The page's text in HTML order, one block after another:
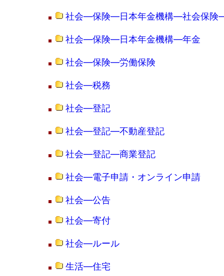
社会―保険―日本年金機構―社会保険
社会―保険―日本年金機構―年金
社会―保険―労働保険
社会―税務
社会―登記
社会―登記―不動産登記
社会―登記―商業登記
社会―電子申請・オンライン申請
社会―公告
社会―寄付
社会―ルール
生活―住宅